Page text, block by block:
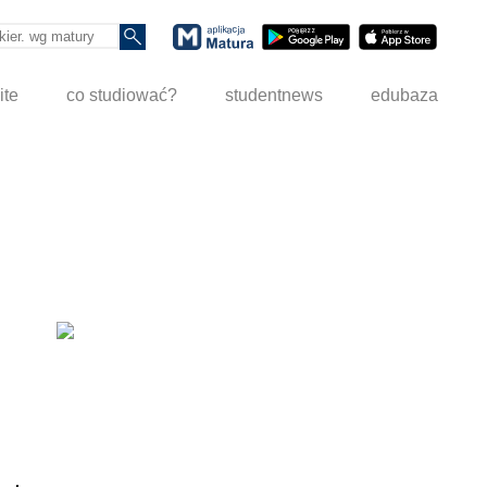
co studiować? studentnews edubaza